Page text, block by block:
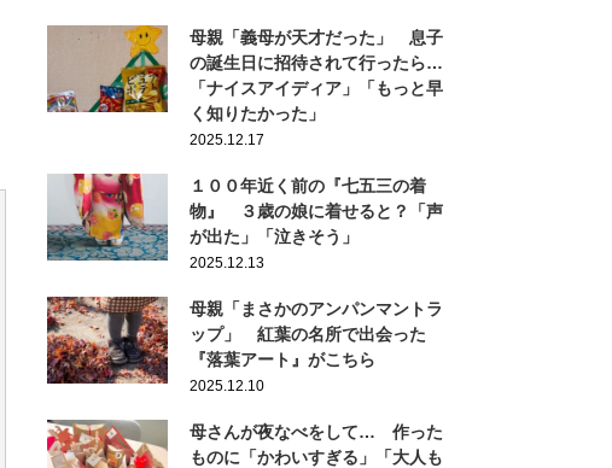
母親「義母が天才だった」 息子
の誕生日に招待されて行ったら…
「ナイスアイディア」「もっと早
く知りたかった」
2025.12.17
１００年近く前の『七五三の着
物』 ３歳の娘に着せると？「声
が出た」「泣きそう」
2025.12.13
母親「まさかのアンパンマントラ
ップ」 紅葉の名所で出会った
『落葉アート』がこちら
2025.12.10
母さんが夜なべをして… 作った
ものに「かわいすぎる」「大人も